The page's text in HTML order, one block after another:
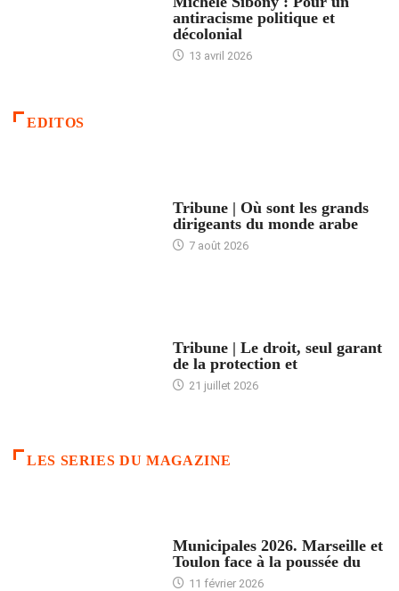
antiracisme politique et
décolonial
13 avril 2026
EDITOS
Tribune | Où sont les grands
dirigeants du monde arabe
7 août 2026
Tribune | Le droit, seul garant
de la protection et
21 juillet 2026
LES SERIES DU MAGAZINE
Municipales 2026. Marseille et
Toulon face à la poussée du
11 février 2026